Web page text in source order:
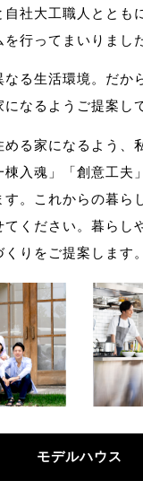
自社大工職人とと
行ってまいりまし
る生活環境。だか
なるようご提案し
る家になるよう、
入魂」「創意工夫
。これからの暮ら
てください。暮らし
りをご提案します。
モデルハウス